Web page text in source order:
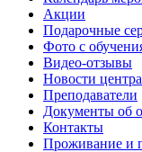
Акции
Подарочные
Фото с
Видео-отзывы
Новости
Преподаватели
Документы об
Контакты
Проживание и